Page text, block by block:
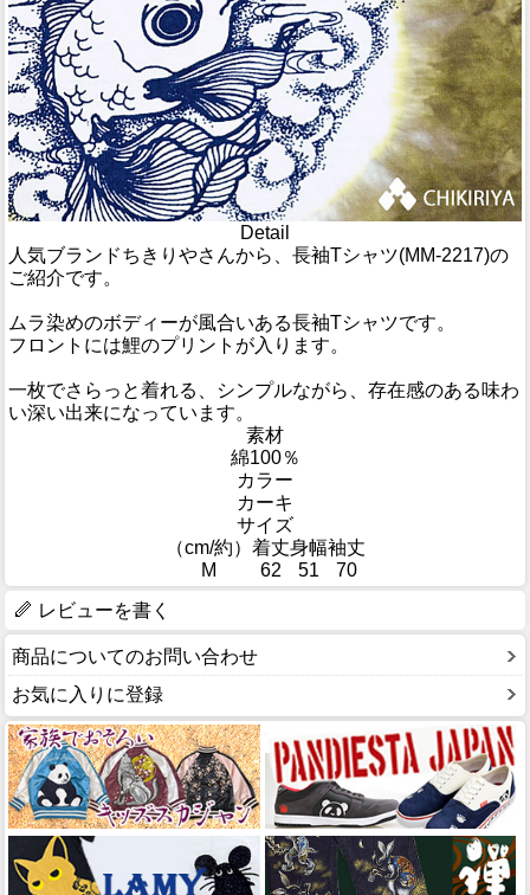
Detail
人気ブランドちきりやさんから、長袖Tシャツ(MM-2217)の
ご紹介です。
ムラ染めのボディーが風合いある長袖Tシャツです。
フロントには鯉のプリントが入ります。
一枚でさらっと着れる、シンプルながら、存在感のある味わ
い深い出来になっています。
素材
綿100％
カラー
カーキ
サイズ
（cm/約） 着丈身幅袖丈
M
62 51
70
レビューを書く
商品についてのお問い合わせ
お気に入りに登録